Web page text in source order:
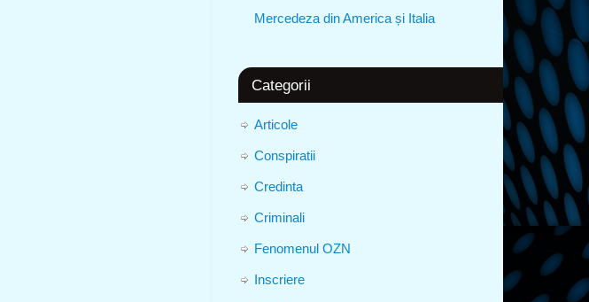
Mercedeza din America și Italia
Categorii
Articole
Conspiratii
Credinta
Criminali
Fenomenul OZN
Inscriere